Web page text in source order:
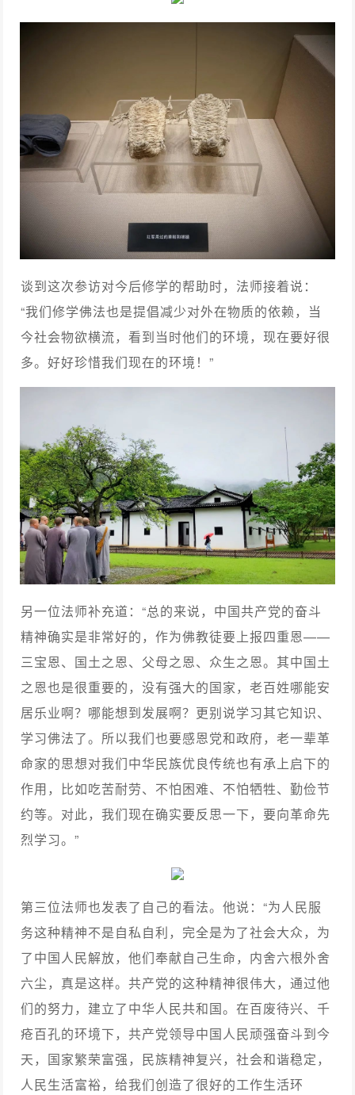
谈到这次参访对今后修学的帮助时，法师接着说：
“我们修学佛法也是提倡减少对外在物质的依赖，当
今社会物欲横流，看到当时他们的环境，现在要好很
多。好好珍惜我们现在的环境！”
另一位法师补充道：“总的来说，中国共产党的奋斗
精神确实是非常好的，作为佛教徒要上报四重恩——
三宝恩、国土之恩、父母之恩、众生之恩。其中国土
之恩也是很重要的，没有强大的国家，老百姓哪能安
居乐业啊？哪能想到发展啊？更别说学习其它知识、
学习佛法了。所以我们也要感恩党和政府，老一辈革
命家的思想对我们中华民族优良传统也有承上启下的
作用，比如吃苦耐劳、不怕困难、不怕牺牲、勤俭节
约等。对此，我们现在确实要反思一下，要向革命先
烈学习。”
第三位法师也发表了自己的看法。他说：“为人民服
务这种精神不是自私自利，完全是为了社会大众，为
了中国人民解放，他们奉献自己生命，内舍六根外舍
六尘，真是这样。共产党的这种精神很伟大，通过他
们的努力，建立了中华人民共和国。在百废待兴、千
疮百孔的环境下，共产党领导中国人民顽强奋斗到今
天，国家繁荣富强，民族精神复兴，社会和谐稳定，
人民生活富裕，给我们创造了很好的工作生活环